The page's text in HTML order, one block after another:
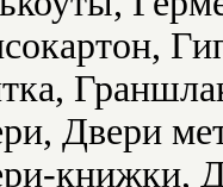
Двери
книжки,